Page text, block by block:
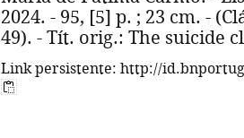
2024. - 95, [5] p. ; 23 cm. -
49). - Tít. orig.: The suicide
Link persistente: http://